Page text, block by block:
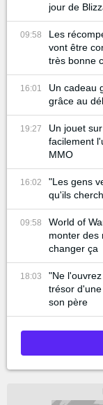
jour de
09:58
Les
vont être
très bonne
16:01
Un cadeau
grâce au
19:27
Un jouet
facilement
MMO
16:02
"Les gens
qu'ils
09:58
World of
monter des
changer ça
18:03
"Ne
trésor
son père